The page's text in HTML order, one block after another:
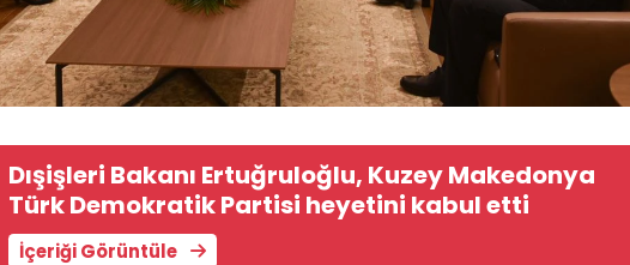
Dışişleri Bakanı Ertuğruloğlu, Kuzey Makedonya
Türk Demokratik Partisi heyetini kabul etti
İçeriği Görüntüle